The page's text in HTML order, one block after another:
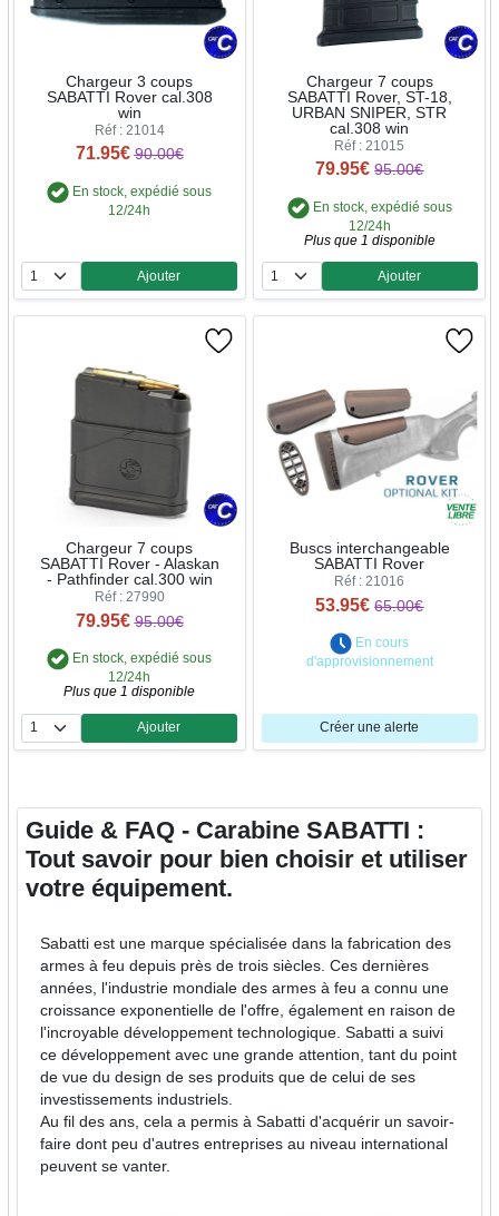
Chargeur 3 coups
SABATTI Rover cal.308
win
Réf : 21014
71.95€ 90.00€
En stock, expédié sous
12/24h
Quantité
Ajouter
Chargeur 7 coups
SABATTI Rover, ST-18,
URBAN SNIPER, STR
cal.308 win
Réf : 21015
79.95€ 95.00€
En stock, expédié sous
12/24h
Plus que 1 disponible
Quantité
Ajouter
Chargeur 7 coups
SABATTI Rover - Alaskan
- Pathfinder cal.300 win
Réf : 27990
79.95€ 95.00€
En stock, expédié sous
12/24h
Plus que 1 disponible
Quantité
Ajouter
Buscs interchangeable
SABATTI Rover
Réf : 21016
53.95€ 65.00€
En cours
d'approvisionnement
Créer une alerte
Guide & FAQ - Carabine SABATTI :
Tout savoir pour bien choisir et utiliser
votre équipement.
Sabatti est une marque spécialisée dans la fabrication des
armes à feu depuis près de trois siècles. Ces dernières
années, l'industrie mondiale des armes à feu a connu une
croissance exponentielle de l'offre, également en raison de
l'incroyable développement technologique. Sabatti a suivi
ce développement avec une grande attention, tant du point
de vue du design de ses produits que de celui de ses
investissements industriels.
Au fil des ans, cela a permis à Sabatti d'acquérir un savoir-
faire dont peu d'autres entreprises au niveau international
peuvent se vanter.